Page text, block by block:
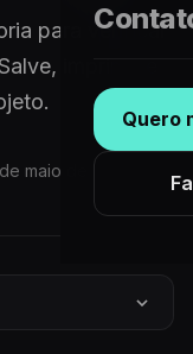
Quero
para verificar
imprima e
maio de 2026